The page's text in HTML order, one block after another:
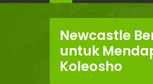
Newcastle
untuk
Koleosho